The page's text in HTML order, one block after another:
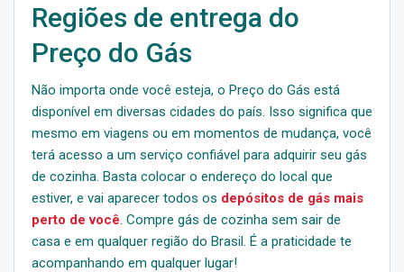
Regiões de entrega do
Preço do Gás
Não importa onde você esteja, o Preço do Gás está
disponível em diversas cidades do país. Isso significa que
mesmo em viagens ou em momentos de mudança, você
terá acesso a um serviço confiável para adquirir seu gás
de cozinha. Basta colocar o endereço do local que
estiver, e vai aparecer todos os depósitos de gás mais
perto de você. Compre gás de cozinha sem sair de
casa e em qualquer região do Brasil. É a praticidade te
acompanhando em qualquer lugar!